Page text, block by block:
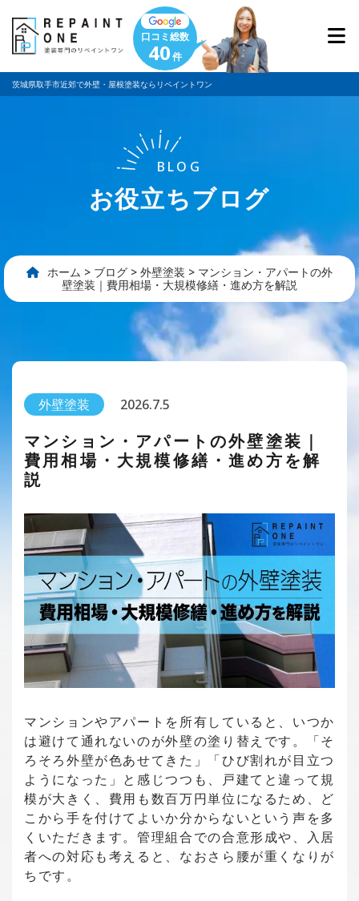
口コミ総数
40 件
茨城県取手市近郊で外壁・屋根塗装ならリペイントワン
BLOG
お役立ちブログ
ホーム > ブログ > 外壁塗装 > マンション・アパートの外
壁塗装｜費用相場・大規模修繕・進め方を解説
外壁塗装 2026.7.5
マンション・アパートの外壁塗装｜
費用相場・大規模修繕・進め方を解
説
マンションやアパートを所有していると、いつか
は避けて通れないのが外壁の塗り替えです。「そ
ろそろ外壁が色あせてきた」「ひび割れが目立つ
ようになった」と感じつつも、戸建てと違って規
模が大きく、費用も数百万円単位になるため、ど
こから手を付けてよいか分からないという声を多
くいただきます。管理組合での合意形成や、入居
者への対応も考えると、なおさら腰が重くなりが
ちです。